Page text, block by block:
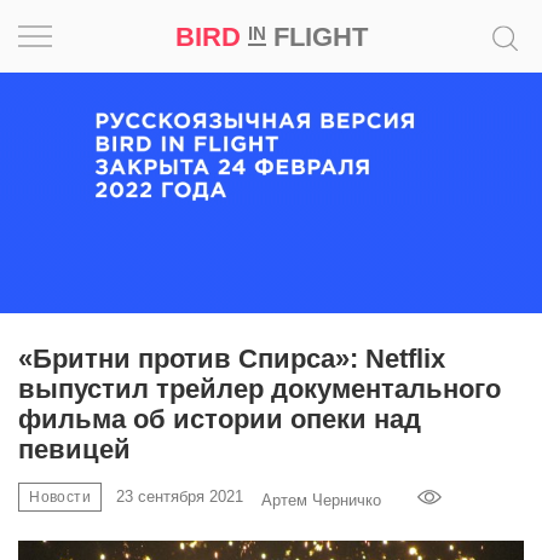
BIRD INFLIGHT
«Бритни против Спирса»: Netflix
выпустил трейлер документального
фильма об истории опеки над
певицей
Новости 23 сентября 2021 Артем Черничко